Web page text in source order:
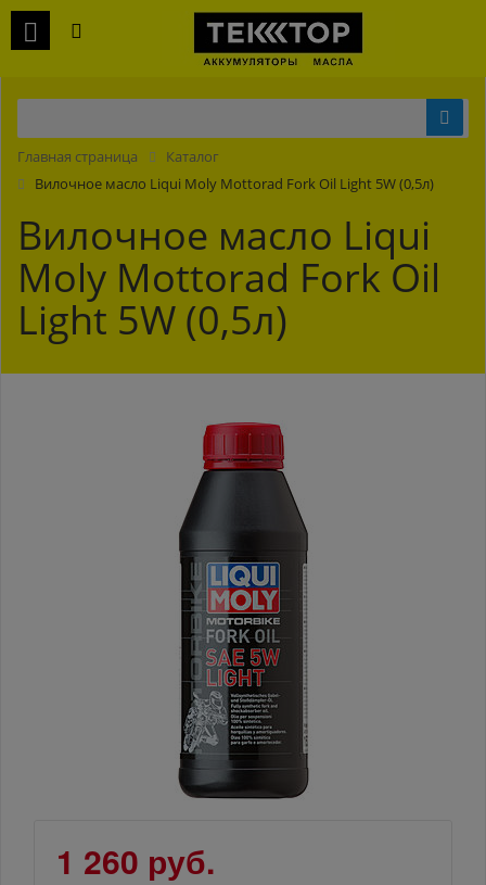
Главная страница
Каталог
Вилочное масло Liqui Moly Mottorad Fork Oil Light 5W (0,5л)
Вилочное масло Liqui
Moly Mottorad Fork Oil
Light 5W (0,5л)
1 260 руб.